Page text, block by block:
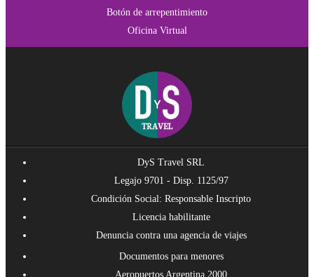
Botón de arrepentimiento
Oficina Virtual
DyS Travel SRL
Legajo 9701 - Disp. 1125/97
Condición Social: Responsable Inscripto
Licencia habilitante
Denuncia contra una agencia de viajes
Documentos para menores
Aeropuertos Argentina 2000